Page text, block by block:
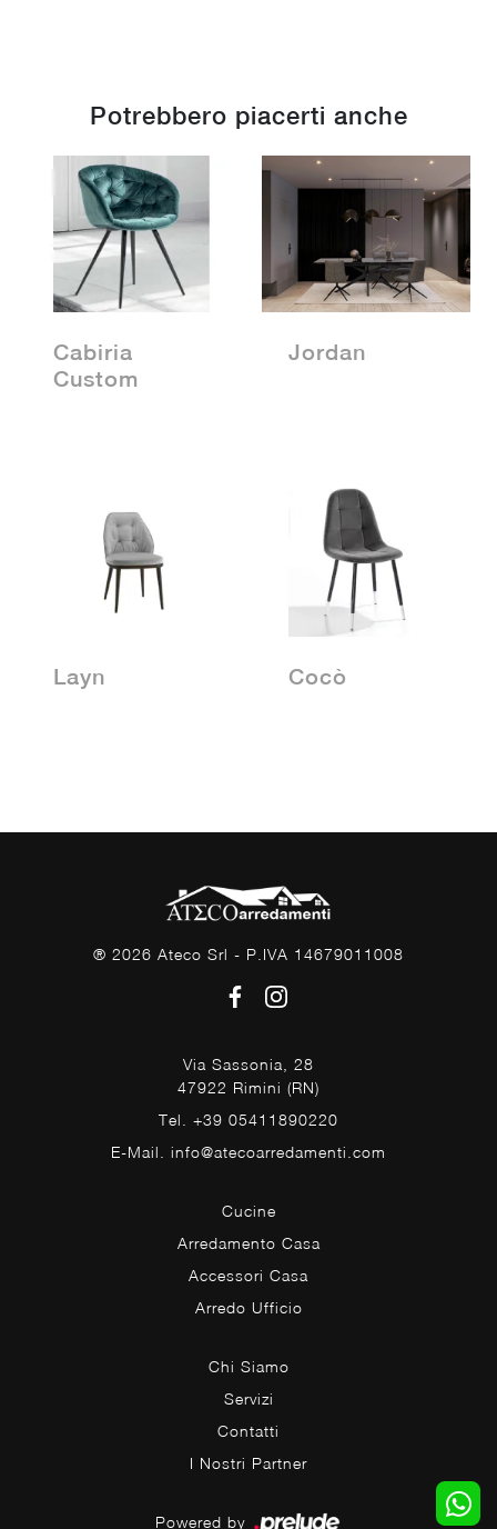
Potrebbero piacerti anche
Cabiria
Custom
Jordan
Layn Cocò
® 2026 Ateco Srl - P.IVA 14679011008
Via Sassonia, 28
47922 Rimini (RN)
Tel. +39 05411890220
E-Mail. info@atecoarredamenti.com
Cucine
Arredamento Casa
Accessori Casa
Arredo Ufficio
Chi Siamo
Servizi
Contatti
I Nostri Partner
Powered by